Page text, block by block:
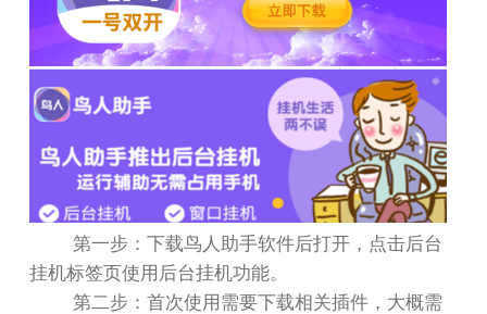
第一步：下载鸟人助手软件后打开，点击后台
挂机标签页使用后台挂机功能。
第二步：首次使用需要下载相关插件，大概需